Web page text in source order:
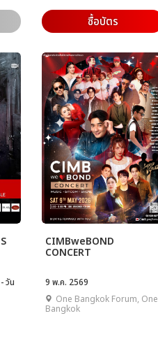
ซื้อบัตร
วัน
CIMBweBOND
CONCERT
9 พ.ค. 2569
One Bangkok Forum, One
Bangkok